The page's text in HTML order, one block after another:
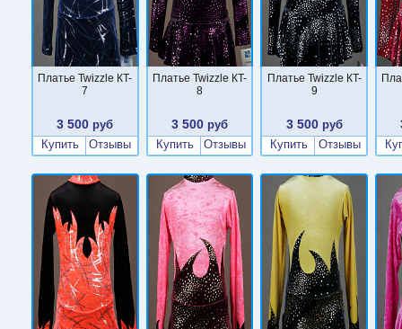
Платье Twizzle КT-
7
3 500 руб
Купить
Отзывы
Платье Twizzle КT-
8
3 500 руб
Купить
Отзывы
Платье Twizzle КT-
9
3 500руб
Купить
Отзывы